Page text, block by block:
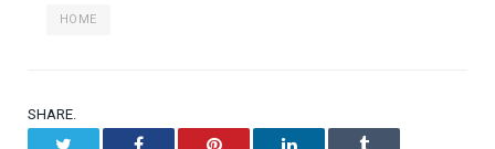
HOME
SHARE.
Facebook Pinterest LinkedIn Tumblr